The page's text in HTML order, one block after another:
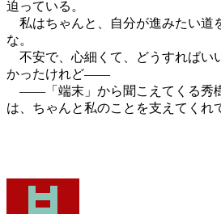
迫っている。
私はちゃんと、自分が進みたい道
な。
不安で、心細くて、どうすればい
かったけれど――
――「端末」から聞こえてくる秀
は、ちゃんと私のことを支えてくれ